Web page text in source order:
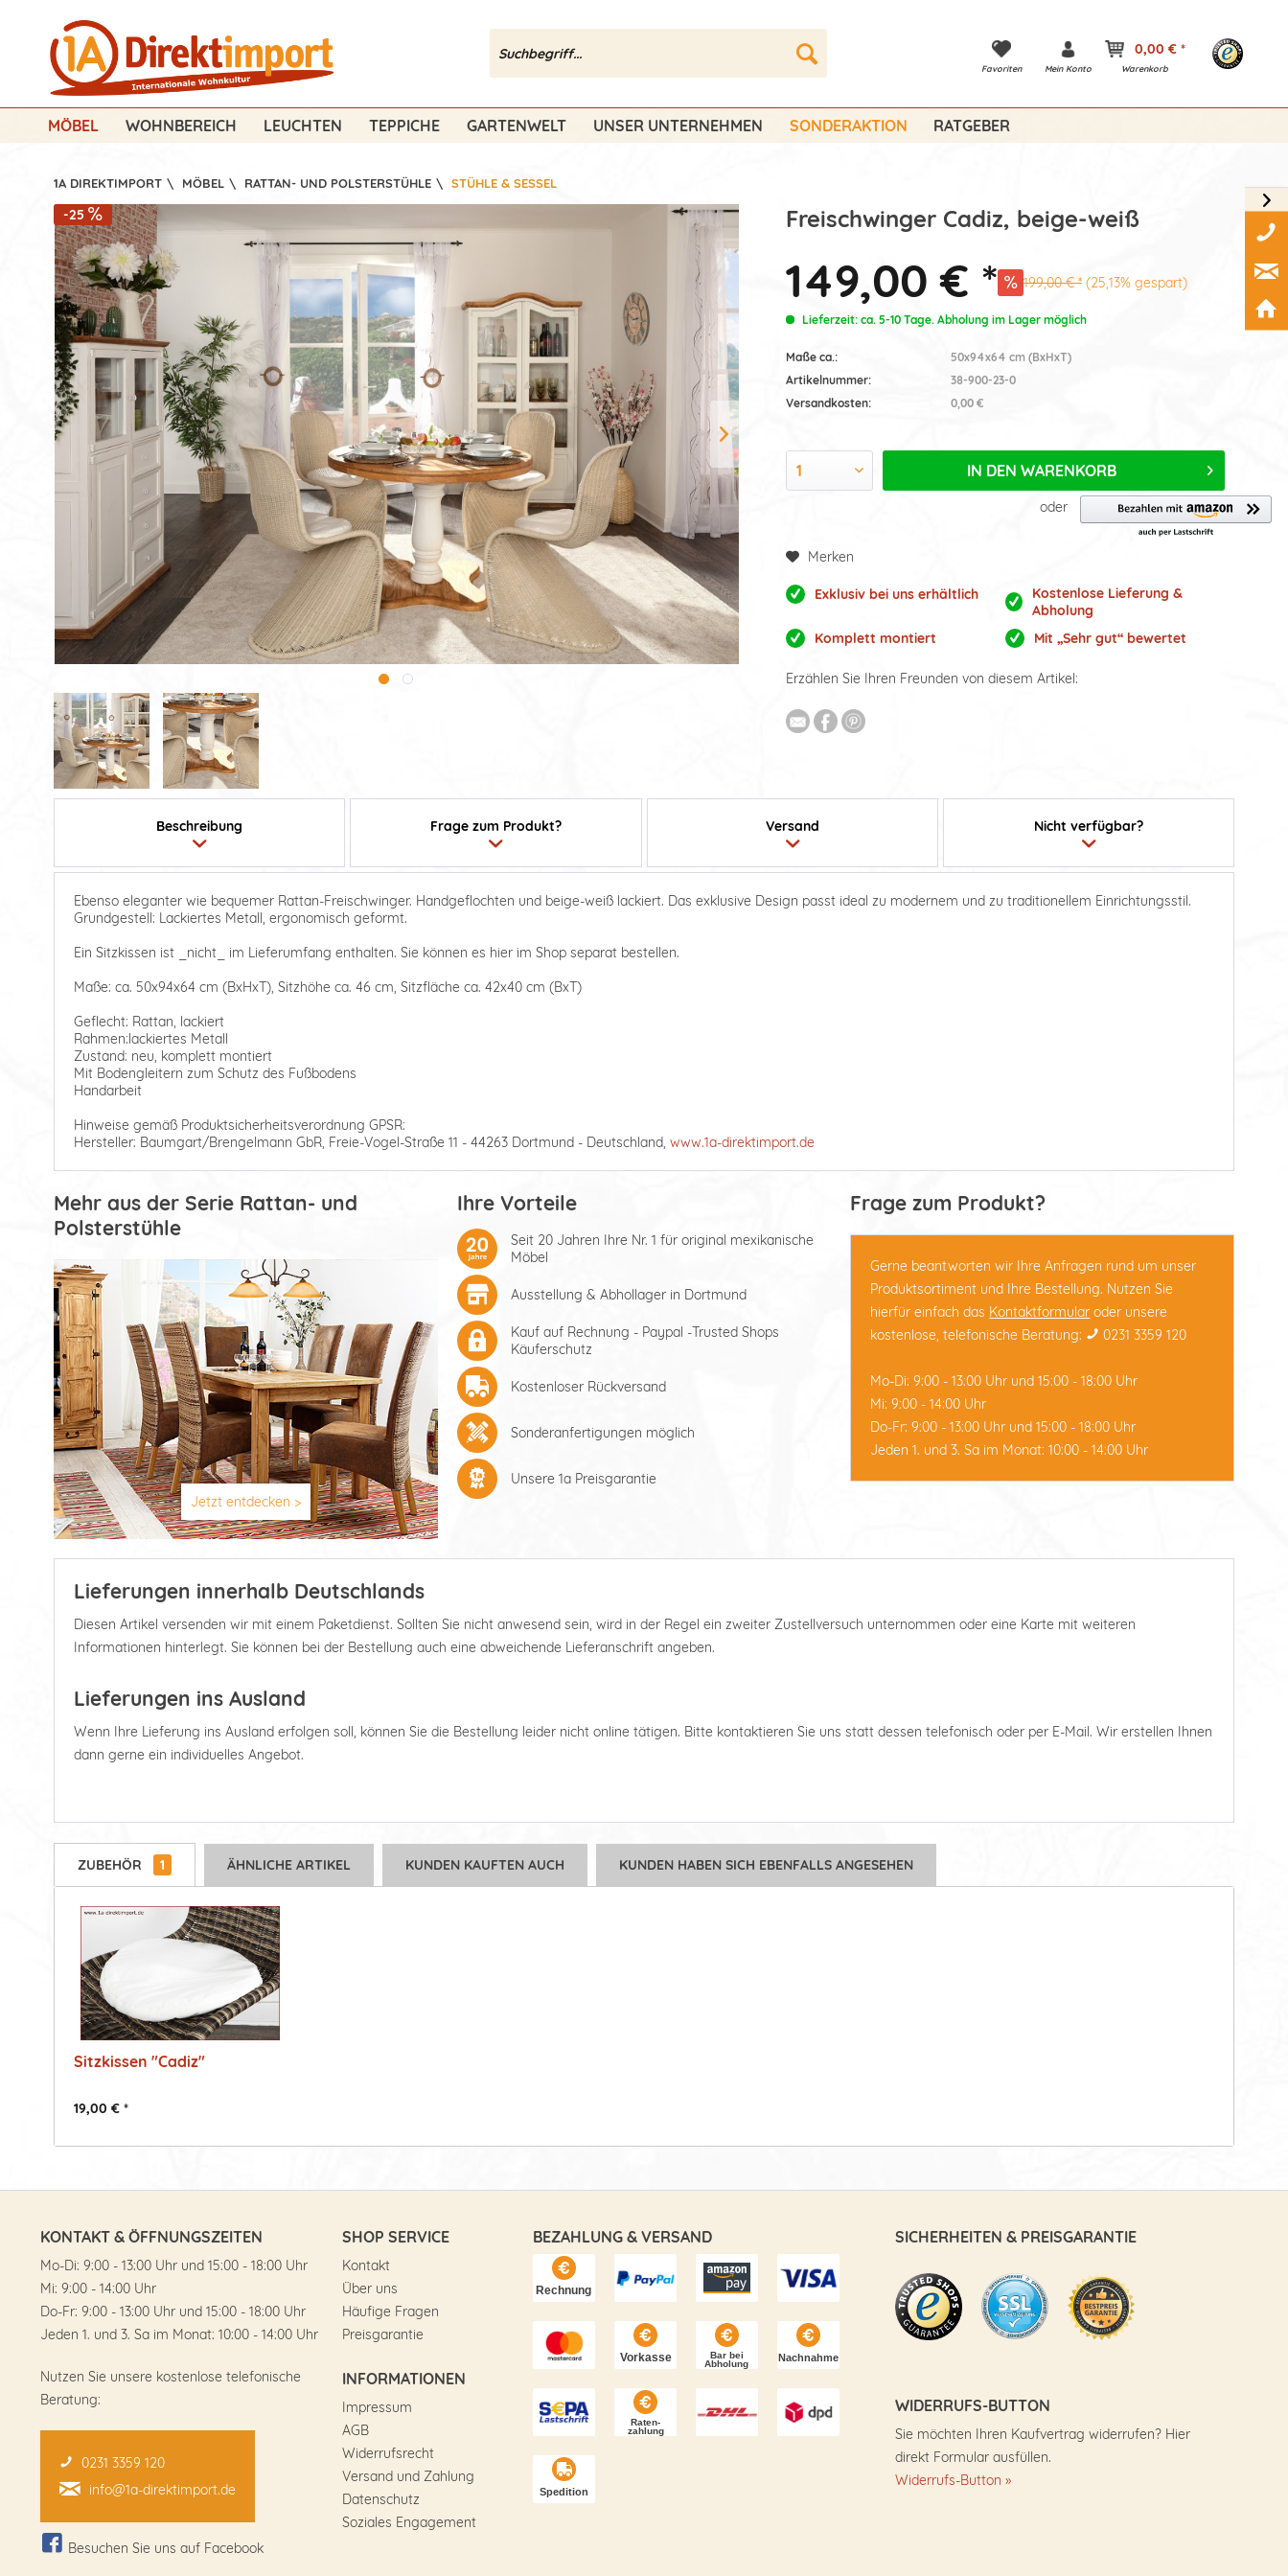
Favoriten Mein Konto
0,00 € *
Warenkorb
MÖBEL WOHNBEREICH LEUCHTEN TEPPICHE GARTENWELT UNSER UNTERNEHMEN SONDERAKTION RATGEBER
1A DIREKTIMPORT \ MÖBEL \ RATTAN- UND POLSTERSTÜHLE \ STÜHLE & SESSEL
-25 Freischwinger Cadiz, beige-weiß
149,00 € * 199,00 € * (25,13% gespart)
Lieferzeit: ca. 5-10 Tage. Abholung im Lager möglich
Maße ca.:
50x94x64 cm (BxHxT)
Artikelnummer:
38-900-23-0
Versandkosten:
0,00 €
IN DEN WARENKORB
oder
Merken
Exklusiv bei uns erhältlich
Kostenlose Lieferung &
Abholung
Komplett montiert
Mit „Sehr gut“ bewertet
Erzählen Sie Ihren Freunden von diesem Artikel:
Beschreibung Frage zum Produkt? Versand Nicht verfügbar?
Ebenso eleganter wie bequemer Rattan-Freischwinger. Handgeflochten und beige-weiß lackiert. Das exklusive Design passt ideal zu modernem und zu traditionellem Einrichtungsstil.
Grundgestell: Lackiertes Metall, ergonomisch geformt.
Ein Sitzkissen ist _nicht_ im Lieferumfang enthalten. Sie können es hier im Shop separat bestellen.
Maße: ca. 50x94x64 cm (BxHxT), Sitzhöhe ca. 46 cm, Sitzfläche ca. 42x40 cm (BxT)
Geflecht: Rattan, lackiert
Rahmen:lackiertes Metall
Zustand: neu, komplett montiert
Mit Bodengleitern zum Schutz des Fußbodens
Handarbeit
Hinweise gemäß Produktsicherheitsverordnung GPSR:
Hersteller: Baumgart/Brengelmann GbR, Freie-Vogel-Straße 11 - 44263 Dortmund - Deutschland, www.1a-direktimport.de
Mehr aus der Serie Rattan- und
Polsterstühle
Jetzt entdecken >
Ihre Vorteile
Seit 20 Jahren Ihre Nr. 1 für original mexikanische
Möbel
Ausstellung & Abhollager in Dortmund
Kauf auf Rechnung - Paypal -Trusted Shops
Käuferschutz
Kostenloser Rückversand
Sonderanfertigungen möglich
Unsere 1a Preisgarantie
Frage zum Produkt?
Gerne beantworten wir Ihre Anfragen rund um unser
Produktsortiment und Ihre Bestellung. Nutzen Sie
hierfür einfach das Kontaktformular oder unsere
kostenlose, telefonische Beratung:
0231 3359 120
Mo-Di: 9:00 - 13:00 Uhr und 15:00 - 18:00 Uhr
Mi: 9:00 - 14:00 Uhr
Do-Fr: 9:00 - 13:00 Uhr und 15:00 - 18:00 Uhr
Jeden 1. und 3. Sa im Monat: 10:00 - 14:00 Uhr
Lieferungen innerhalb Deutschlands
Diesen Artikel versenden wir mit einem Paketdienst. Sollten Sie nicht anwesend sein, wird in der Regel ein zweiter Zustellversuch unternommen oder eine Karte mit weiteren
Informationen hinterlegt. Sie können bei der Bestellung auch eine abweichende Lieferanschrift angeben.
Lieferungen ins Ausland
Wenn Ihre Lieferung ins Ausland erfolgen soll, können Sie die Bestellung leider nicht online tätigen. Bitte kontaktieren Sie uns statt dessen telefonisch oder per E-Mail. Wir erstellen Ihnen
dann gerne ein individuelles Angebot.
ZUBEHÖR 1 ÄHNLICHE ARTIKEL KUNDEN KAUFTEN AUCH KUNDEN HABEN SICH EBENFALLS ANGESEHEN
Sitzkissen "Cadiz"
19,00 € *
KONTAKT & ÖFFNUNGSZEITEN
Mo-Di: 9:00 - 13:00 Uhr und 15:00 - 18:00 Uhr
Mi: 9:00 - 14:00 Uhr
Do-Fr: 9:00 - 13:00 Uhr und 15:00 - 18:00 Uhr
Jeden 1. und 3. Sa im Monat: 10:00 - 14:00 Uhr
Nutzen Sie unsere kostenlose telefonische
Beratung:
0231 3359 120
info@1a-direktimport.de
Besuchen Sie uns auf Facebook
SHOP SERVICE
Kontakt
Über uns
Häufige Fragen
Preisgarantie
INFORMATIONEN
Impressum
AGB
Widerrufsrecht
Versand und Zahlung
Datenschutz
Soziales Engagement
BEZAHLUNG & VERSAND SICHERHEITEN & PREISGARANTIE
WIDERRUFS-BUTTON
Sie möchten Ihren Kaufvertrag widerrufen? Hier
direkt Formular ausfüllen.
Widerrufs-Button »